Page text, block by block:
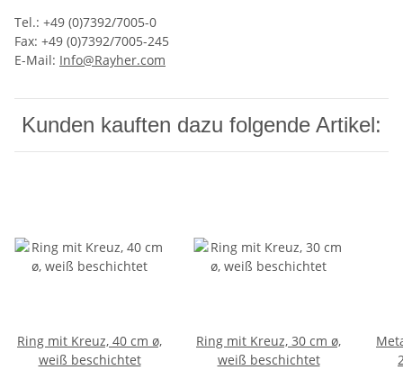
Tel.: +49 (0)7392/7005-0
Fax: +49 (0)7392/7005-245
E-Mail: Info@Rayher.com
Kunden kauften dazu folgende Artikel:
Ring mit Kreuz, 40 cm ø,
weiß beschichtet
Ring mit Kreuz, 30 cm ø,
weiß beschichtet